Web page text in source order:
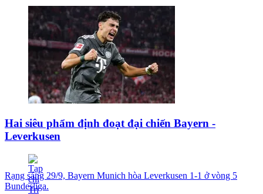
Hai siêu phẩm định đoạt đại chiến Bayern -
Leverkusen
Rạng sáng 29/9, Bayern Munich hòa Leverkusen 1-1 ở vòng 5
Bundesliga.